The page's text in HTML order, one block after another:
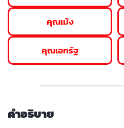
คุณเม้ง
คุณเอกรัฐ
คำอธิบาย